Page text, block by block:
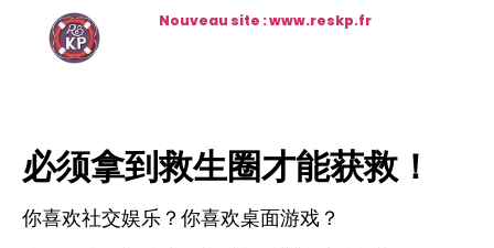
Nouveau site : www.reskp.fr
必须拿到救生圈才能获救！
你喜欢社交娱乐？你喜欢桌面游戏？